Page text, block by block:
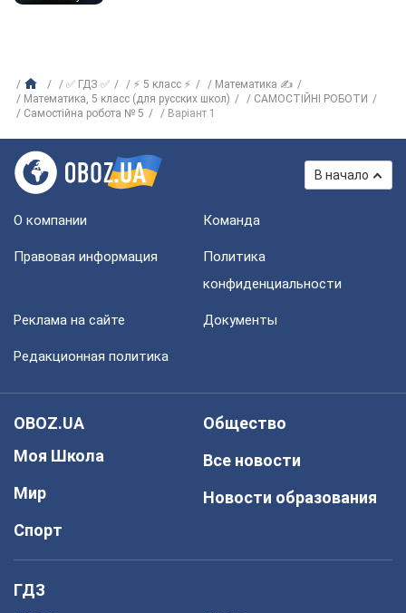
✅ ГДЗ ✅ ⚡ 5 класс ⚡
Математика ✍
Математика, 5 класс (для русских школ)
САМОСТІЙНІ РОБОТИ
Самостійна робота № 5
Варіант 1
В начало
О компании Команда
Правовая информация
Политика
конфиденциальности
Реклама на сайте Документы
Редакционная политика
OBOZ.UA
Моя Школа
Мир
Спорт
Общество
Все новости
Новости образования
ГДЗ